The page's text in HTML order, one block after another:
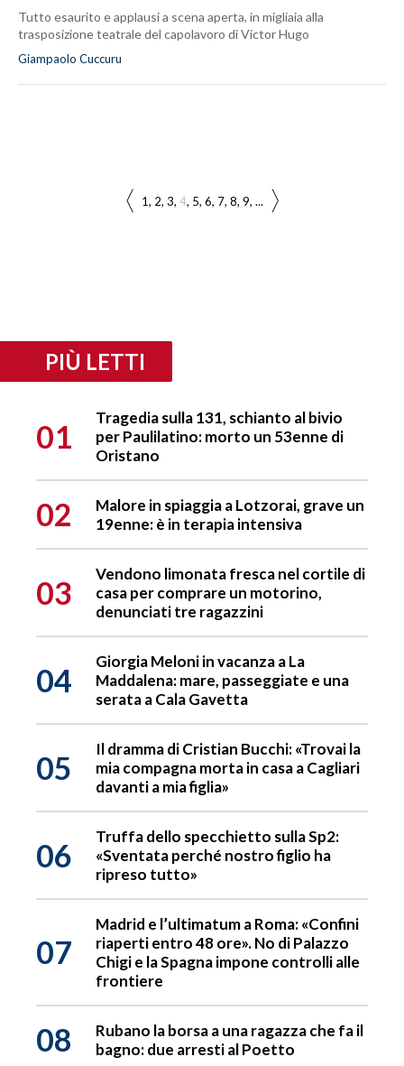
Tutto esaurito e applausi a scena aperta, in migliaia alla
trasposizione teatrale del capolavoro di Victor Hugo
Giampaolo Cuccuru
1 2 3 4 5 6 7 8 9 ...
PIÙ LETTI
01
Tragedia sulla 131, schianto al bivio
per Paulilatino: morto un 53enne di
Oristano
02
Malore in spiaggia a Lotzorai, grave un
19enne: è in terapia intensiva
03
Vendono limonata fresca nel cortile di
casa per comprare un motorino,
denunciati tre ragazzini
04
Giorgia Meloni in vacanza a La
Maddalena: mare, passeggiate e una
serata a Cala Gavetta
05
Il dramma di Cristian Bucchi: «Trovai la
mia compagna morta in casa a Cagliari
davanti a mia figlia»
06
Truffa dello specchietto sulla Sp2:
«Sventata perché nostro figlio ha
ripreso tutto»
07
Madrid e l’ultimatum a Roma: «Confini
riaperti entro 48 ore». No di Palazzo
Chigi e la Spagna impone controlli alle
frontiere
08
Rubano la borsa a una ragazza che fa il
bagno: due arresti al Poetto